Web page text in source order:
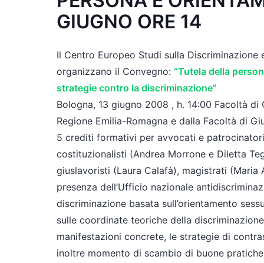
GIUGNO ORE 14
Il Centro Europeo Studi sulla
organizzano il Convegno: “Tutela della
strategie contro la discriminazione”
Bologna, 13 giugno 2008 , h. 14:00 Facoltà
Regione Emilia-Romagna e dalla Facoltà di
5 crediti formativi per avvocati e
costituzionalisti (Andrea Morrone e Diletta
giuslavoristi (Laura Calafà), magistrati
presenza dell’Ufficio nazionale
discriminazione basata sull’orientamento
sulle coordinate teoriche della
manifestazioni concrete, le strategie di
inoltre momento di scambio di buone